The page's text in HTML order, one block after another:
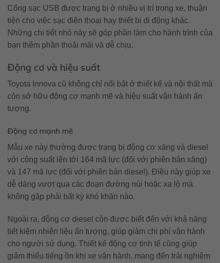
Cổng sạc USB được trang bị ở nhiều vị trí trong xe, thuận
tiện cho việc sạc điện thoại hay thiết bị di động khác.
Những chi tiết nhỏ này sẽ góp phần làm cho hành trình của
bạn thêm phần thoải mái và dễ chịu.
Động cơ và hiệu suất
Toyota Innova cũ không chỉ nổi bật ở thiết kế và nội thất mà
còn sở hữu động cơ mạnh mẽ và hiệu suất vận hành ấn
tượng.
Động cơ mạnh mẽ
Mẫu xe này thường được trang bị động cơ xăng và diesel
với công suất lên tới 164 mã lực (đối với phiên bản xăng)
và 147 mã lực (đối với phiên bản diesel). Điều này giúp xe
dễ dàng vượt qua các đoạn đường núi hoặc xa lộ mà
không gặp phải bất kỳ khó khăn nào.
Ngoài ra, động cơ diesel còn được biết đến với khả năng
tiết kiệm nhiên liệu ấn tượng, giúp giảm chi phí vận hành
cho người sử dụng. Thiết kế động cơ tinh tế cũng giúp
giảm thiểu tiếng ồn khi xe vận hành, mang đến trải nghiệm